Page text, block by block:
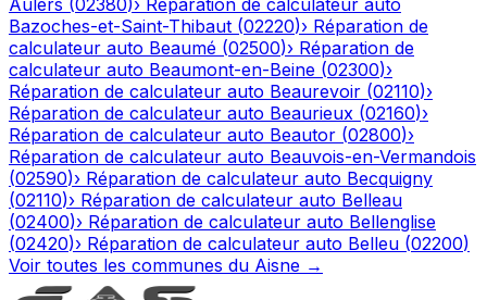
Bazoches-et-Saint-Thibaut (02220)› Réparation de
calculateur auto Beaumé (02500)› Réparation de
calculateur auto Beaumont-en-Beine (02300)›
Réparation de calculateur auto Beaurevoir (02110)›
Réparation de calculateur auto Beaurieux (02160)›
Réparation de calculateur auto Beautor (02800)›
Réparation de calculateur auto Beauvois-en-Vermandois
(02590)› Réparation de calculateur auto Becquigny
(02110)› Réparation de calculateur auto Belleau
(02400)› Réparation de calculateur auto Bellenglise
(02420)› Réparation de calculateur auto Belleu (02200)
Voir toutes les communes du Aisne →